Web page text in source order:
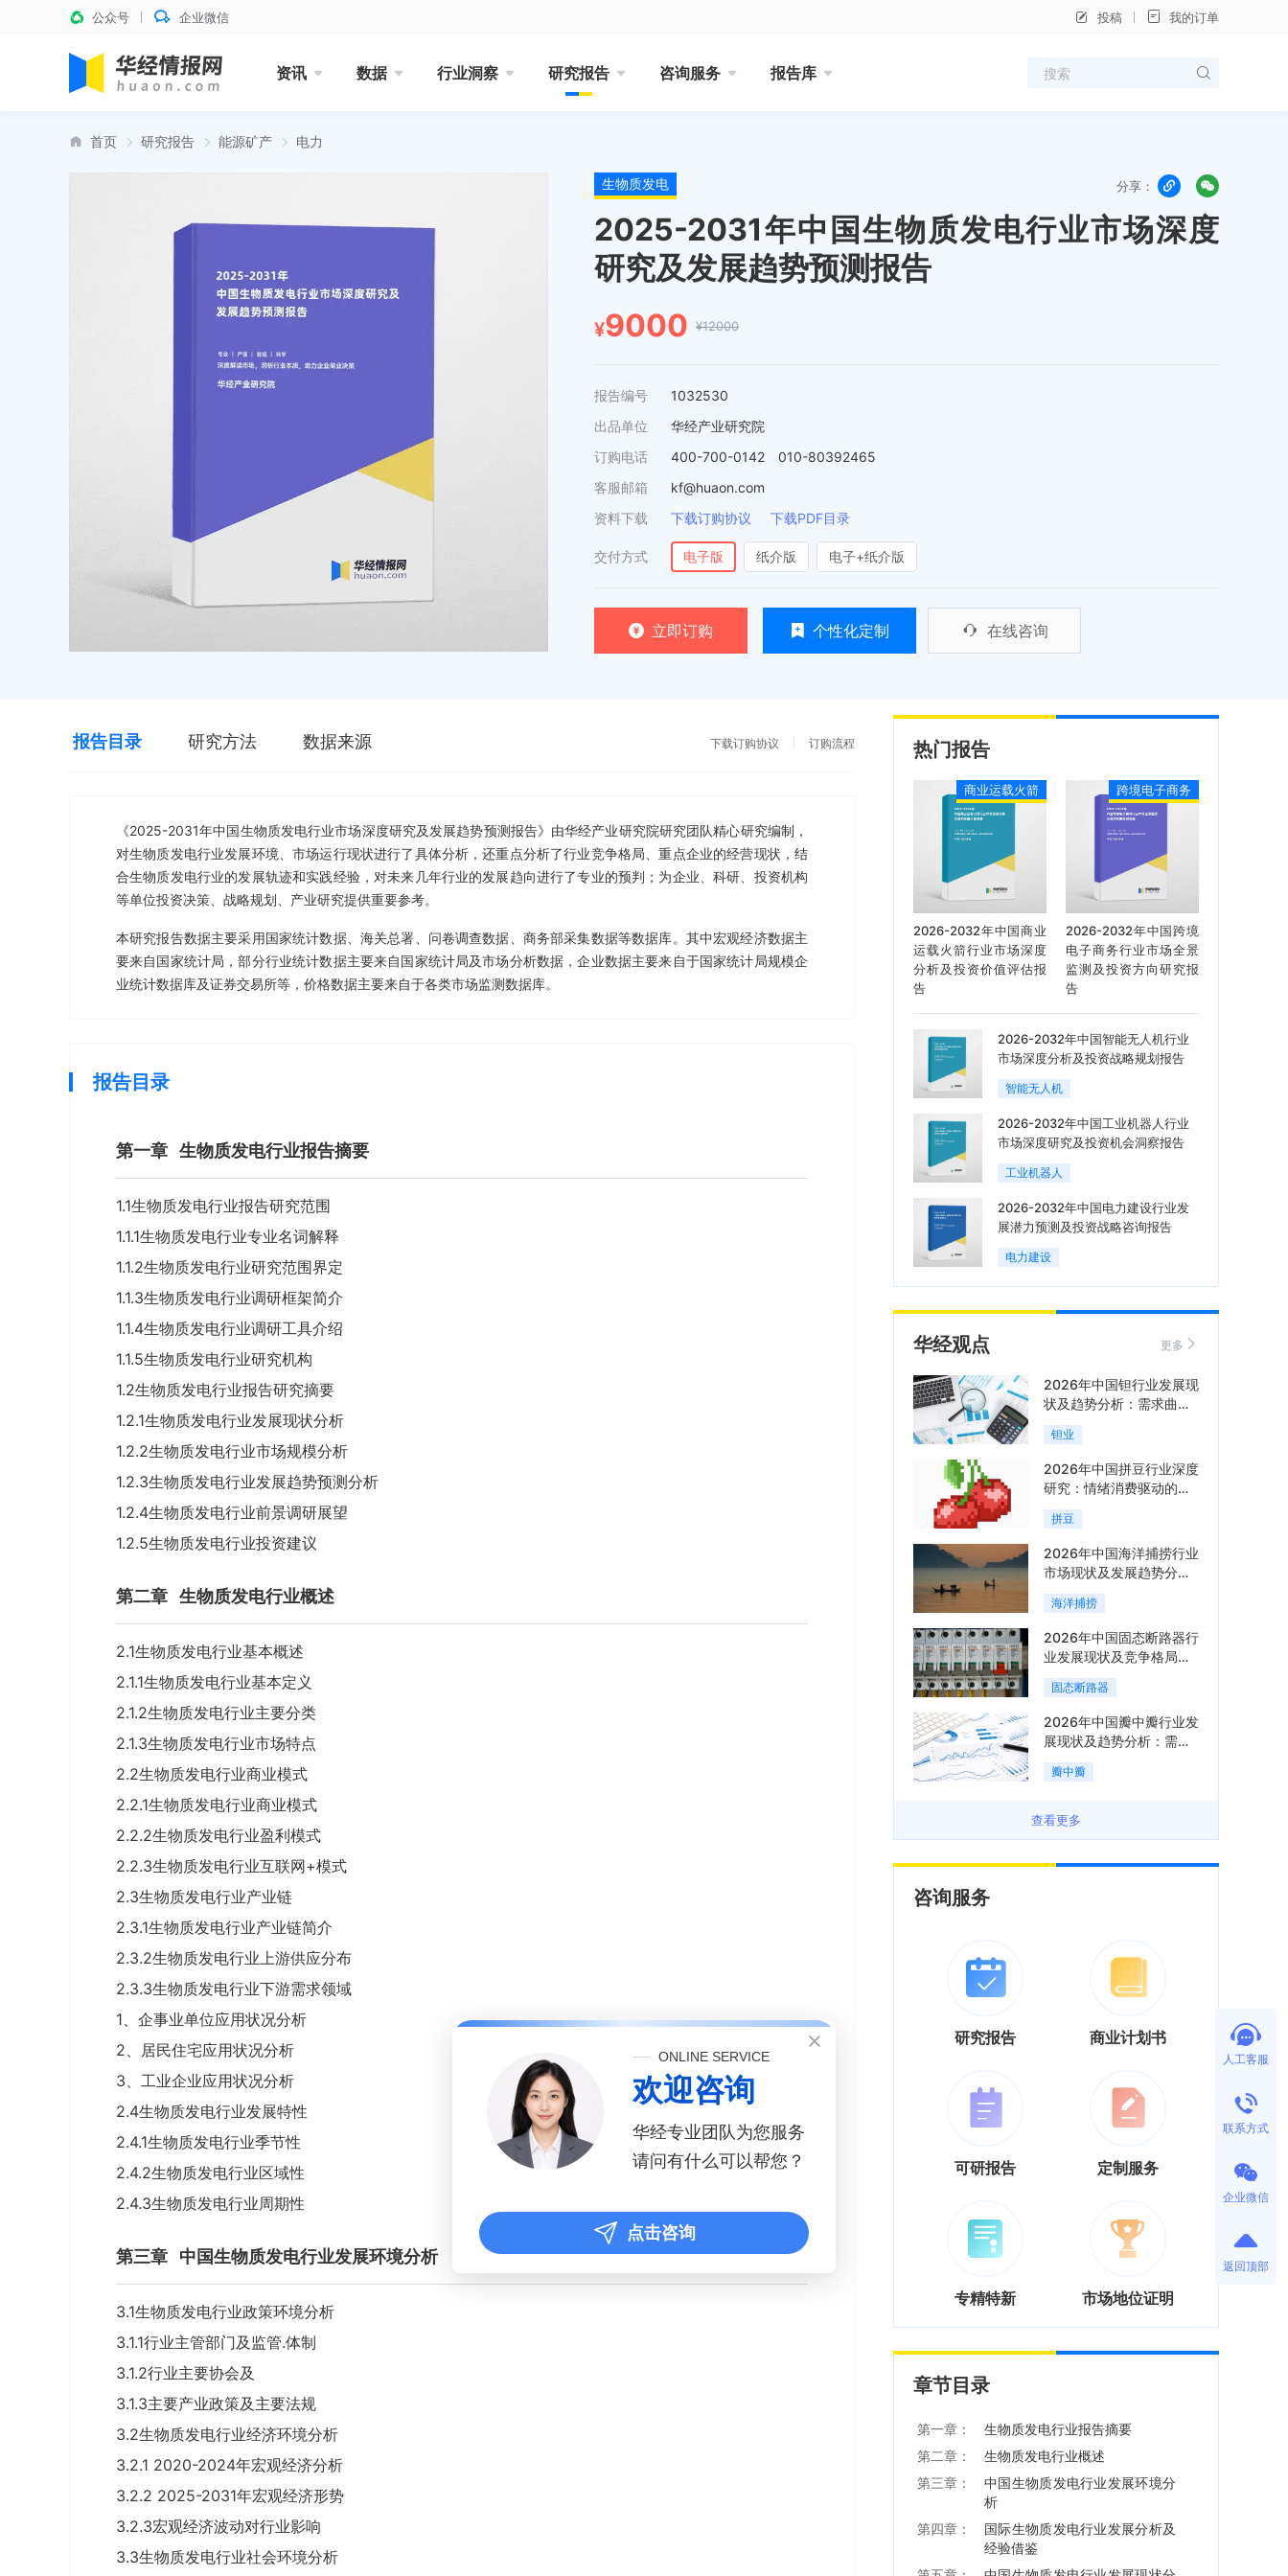
公众号 企业微信 投稿 我的订单
资讯 数据 行业洞察 研究报告 咨询服务 报告库
首页 研究报告 能源矿产 电力
生物质发电 分享：
2025-2031年中国生物质发电行业市场深度
研究及发展趋势预测报告
¥9000 ¥12000
报告编号
1032530
出品单位
华经产业研究院
订购电话
400-700-0142 010-80392465
客服邮箱
kf@huaon.com
资料下载
下载订购协议 下载PDF目录
交付方式 电子版 纸介版 电子+纸介版
立即订购 个性化定制 在线咨询
报告目录 研究方法 数据来源 下载订购协议 订购流程
《2025-2031年中国生物质发电行业市场深度研究及发展趋势预测报告》由华经产业研究院研究团队精心研究编制，
对生物质发电行业发展环境、市场运行现状进行了具体分析，还重点分析了行业竞争格局、重点企业的经营现状，结
合生物质发电行业的发展轨迹和实践经验，对未来几年行业的发展趋向进行了专业的预判；为企业、科研、投资机构
等单位投资决策、战略规划、产业研究提供重要参考。
本研究报告数据主要采用国家统计数据、海关总署、问卷调查数据、商务部采集数据等数据库。其中宏观经济数据主
要来自国家统计局，部分行业统计数据主要来自国家统计局及市场分析数据，企业数据主要来自于国家统计局规模企
业统计数据库及证券交易所等，价格数据主要来自于各类市场监测数据库。
报告目录
第一章 生物质发电行业报告摘要
1.1生物质发电行业报告研究范围
1.1.1生物质发电行业专业名词解释
1.1.2生物质发电行业研究范围界定
1.1.3生物质发电行业调研框架简介
1.1.4生物质发电行业调研工具介绍
1.1.5生物质发电行业研究机构
1.2生物质发电行业报告研究摘要
1.2.1生物质发电行业发展现状分析
1.2.2生物质发电行业市场规模分析
1.2.3生物质发电行业发展趋势预测分析
1.2.4生物质发电行业前景调研展望
1.2.5生物质发电行业投资建议
第二章 生物质发电行业概述
2.1生物质发电行业基本概述
2.1.1生物质发电行业基本定义
2.1.2生物质发电行业主要分类
2.1.3生物质发电行业市场特点
2.2生物质发电行业商业模式
2.2.1生物质发电行业商业模式
2.2.2生物质发电行业盈利模式
2.2.3生物质发电行业互联网+模式
2.3生物质发电行业产业链
2.3.1生物质发电行业产业链简介
2.3.2生物质发电行业上游供应分布
2.3.3生物质发电行业下游需求领域
1、企事业单位应用状况分析
2、居民住宅应用状况分析
3、工业企业应用状况分析
2.4生物质发电行业发展特性
2.4.1生物质发电行业季节性
2.4.2生物质发电行业区域性
2.4.3生物质发电行业周期性
第三章 中国生物质发电行业发展环境分析
3.1生物质发电行业政策环境分析
3.1.1行业主管部门及监管.体制
3.1.2行业主要协会及
3.1.3主要产业政策及主要法规
3.2生物质发电行业经济环境分析
3.2.1 2020-2024年宏观经济分析
3.2.2 2025-2031年宏观经济形势
3.2.3宏观经济波动对行业影响
3.3生物质发电行业社会环境分析
热门报告
商业运载火箭
2026-2032年中国商业
运载火箭行业市场深度
分析及投资价值评估报
告
跨境电子商务
2026-2032年中国跨境
电子商务行业市场全景
监测及投资方向研究报
告
2026-2032年中国智能无人机行业
市场深度分析及投资战略规划报告
智能无人机
2026-2032年中国工业机器人行业
市场深度研究及投资机会洞察报告
工业机器人
2026-2032年中国电力建设行业发
展潜力预测及投资战略咨询报告
电力建设
华经观点 更多
2026年中国钽行业发展现
状及趋势分析：需求曲线
陡峭与供给曲线平缓的博
弈加剧「图」
钽业
2026年中国拼豆行业深度
研究：情绪消费驱动的新
兴手工赛道「图」
拼豆
2026年中国海洋捕捞行业
市场现状及发展趋势分
析：科技赋能与智能化转
型加速「图」
海洋捕捞
2026年中国固态断路器行
业发展现状及竞争格局分
析：国际巨头领跑技术，
国内企业加速追赶「图」
固态断路器
2026年中国瓣中瓣行业发
展现状及趋势分析：需求
可持续释放，市场发展前
景良好「图」
瓣中瓣
查看更多
咨询服务
研究报告 商业计划书
可研报告 定制服务
专精特新 市场地位证明
章节目录
第一章：
生物质发电行业报告摘要
第二章：
生物质发电行业概述
第三章：
中国生物质发电行业发展环境分
析
第四章：
国际生物质发电行业发展分析及
经验借鉴
人工客服
联系方式
企业微信
返回顶部
ONLINE SERVICE
欢迎咨询
华经专业团队为您服务
请问有什么可以帮您？
点击咨询